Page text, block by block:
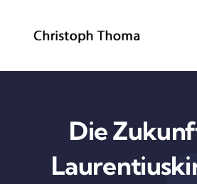
Über mich
Bundesrat
Arbeitsschwerpunkte
Die